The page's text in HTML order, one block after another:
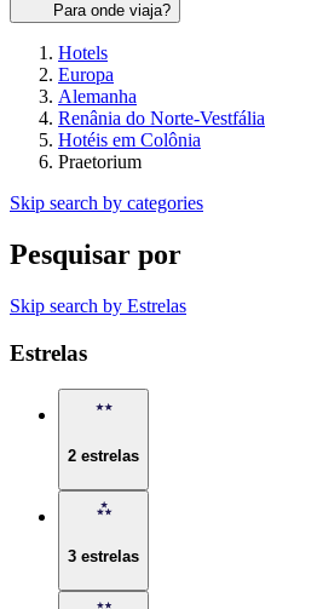
Para onde viaja?
Hotels
Europa
Alemanha
Renânia do Norte-Vestfália
Hotéis em Colônia
Praetorium
Skip search by categories
Pesquisar por
Skip search by Estrelas
Estrelas
2 estrelas
3 estrelas